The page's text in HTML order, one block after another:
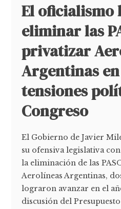
El oficialismo
eliminar las
privatizar
Argentinas
tensiones
Congreso
El Gobierno de Javier
su ofensiva legislativa
la eliminación de las
Aerolíneas Argentinas,
lograron avanzar en el
discusión del